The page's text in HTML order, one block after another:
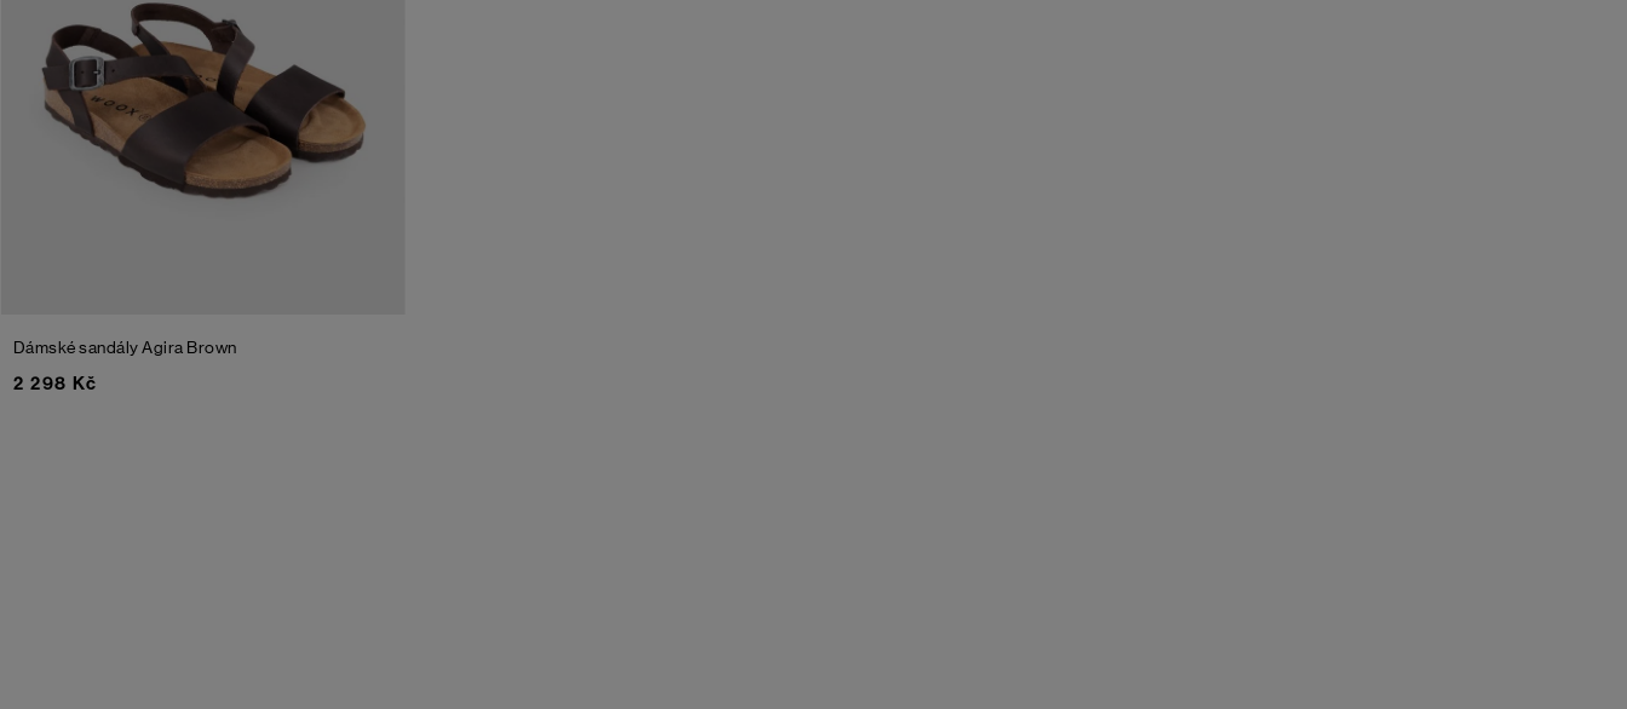
Dámské sandály Agira Brown
2 298 Kč